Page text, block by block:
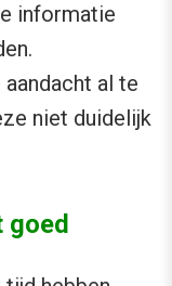
informatie
al te
niet duidelijk
goed